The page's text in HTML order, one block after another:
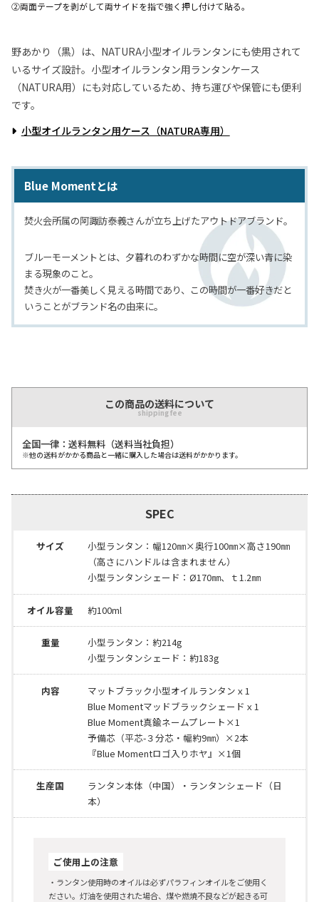
②両面テープを剥がして両サイドを指で強く押し付けて貼る。
野あかり（黒）は、NATURA小型オイルランタンにも使用されて
いるサイズ設計。小型オイルランタン用ランタンケース
（NATURA用）にも対応しているため、持ち運びや保管にも便利
です。
小型オイルランタン用ケース（NATURA専用）
Blue Momentとは
焚火会所属の阿諏訪泰義さんが立ち上げたアウトドアブランド。
ブルーモーメントとは、夕暮れのわずかな時間に空が深い青に染
まる現象のこと。
焚き火が一番美しく見える時間であり、この時間が一番好きだと
いうことがブランド名の由来に。
この商品の送料について
shipping fee
全国一律：送料無料（送料当社負担）
※他の送料がかかる商品と一緒に購入した場合は送料がかかります。
SPEC
サイズ
小型ランタン：幅120㎜×奥行100㎜×高さ190㎜
（高さにハンドルは含まれません）
小型ランタンシェード：Ø170㎜、ｔ1.2㎜
オイル容量 約100ml
重量
小型ランタン：約214g
小型ランタンシェード：約183g
内容
マットブラック小型オイルランタンｘ1
Blue Momentマッドブラックシェードｘ1
Blue Moment真鍮ネームプレート×1
予備芯（平芯-３分芯・幅約9㎜）×2本
『Blue Momentロゴ入りホヤ』×1個
生産国
ランタン本体（中国）・ランタンシェード（日
本）
ご使用上の注意
・ランタン使用時のオイルは必ずパラフィンオイルをご使用く
ださい。灯油を使用された場合、煤や燃焼不良などが起きる可